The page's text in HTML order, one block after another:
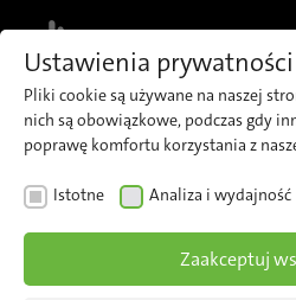
Zielona
bardziej
Ustawienia prywatności
Pliki cookie są używane na naszej
nich są obowiązkowe, podczas gdy
poprawę komfortu korzystania z
Istotne Analiza i wydajność
Zaakceptuj